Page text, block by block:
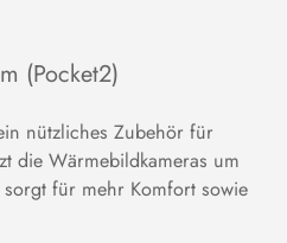
(Pocket2)
nützliches Zubehör für
die Wärmebildkameras um
für mehr Komfort sowie